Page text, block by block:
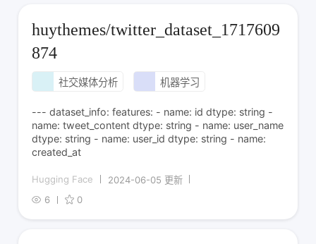
huythemes/twitter_dataset_1717609
874
社交媒体分析 机器学习
--- dataset_info: features: - name: id dtype: string -
name: tweet_content dtype: string - name: user_name
dtype: string - name: user_id dtype: string - name:
created_at
Hugging Face
2024-06-05 更新
6
0